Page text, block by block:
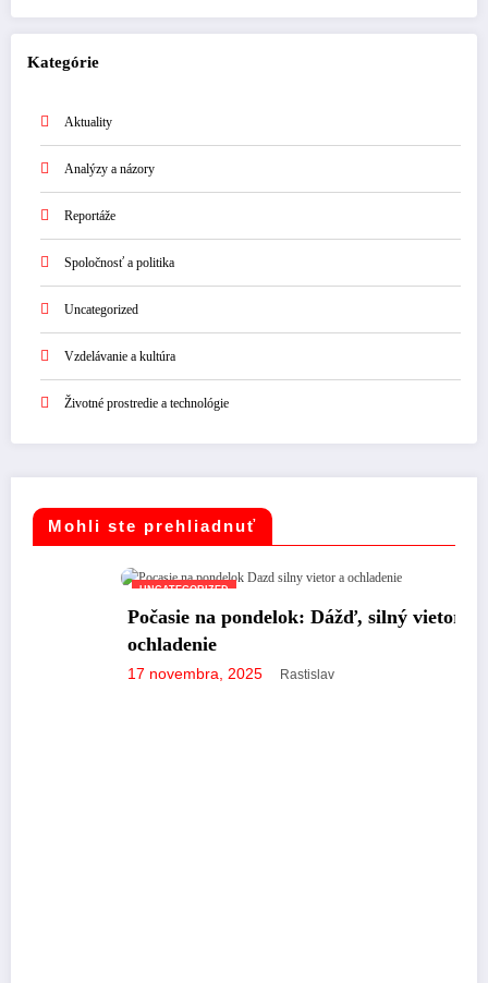
Kategórie
Aktuality
Analýzy a názory
Reportáže
Spoločnosť a politika
Uncategorized
Vzdelávanie a kultúra
Životné prostredie a technológie
Mohli ste prehliadnuť
UNCATEGORIZED
Počasie na pondelok: Dážď, silný vietor a
ochladenie
17 novembra, 2025 Rastislav